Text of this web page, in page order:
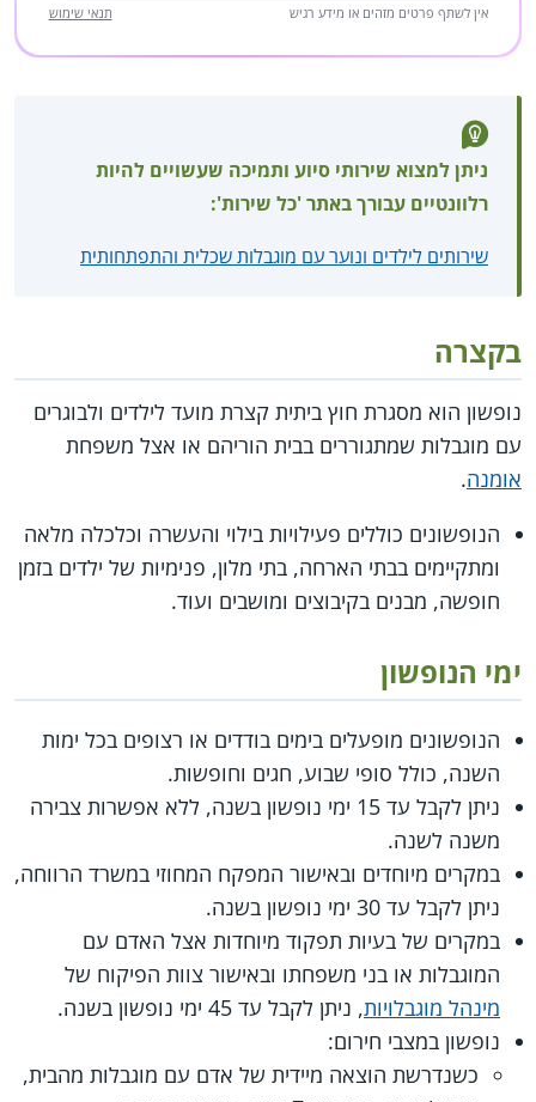
אין לשתף פרטים מזהים או מידע רגיש תנאי שימוש
ניתן למצוא שירותי סיוע ותמיכה שעשויים להיות
רלוונטיים עבורך באתר 'כל שירות':
שירותים לילדים ונוער עם מוגבלות שכלית והתפתחותית
בקצרה
נופשון הוא מסגרת חוץ ביתית קצרת מועד לילדים ולבוגרים
עם מוגבלות שמתגוררים בבית הוריהם או אצל משפחת
אומנה.
הנופשונים כוללים פעילויות בילוי והעשרה וכלכלה מלאה
ומתקיימים בבתי הארחה, בתי מלון, פנימיות של ילדים בזמן
חופשה, מבנים בקיבוצים ומושבים ועוד.
ימי הנופשון
הנופשונים מופעלים בימים בודדים או רצופים בכל ימות
השנה, כולל סופי שבוע, חגים וחופשות.
ניתן לקבל עד 15 ימי נופשון בשנה, ללא אפשרות צבירה
משנה לשנה.
במקרים מיוחדים ובאישור המפקח המחוזי במשרד הרווחה,
ניתן לקבל עד 30 ימי נופשון בשנה.
במקרים של בעיות תפקוד מיוחדות אצל האדם עם
המוגבלות או בני משפחתו ובאישור צוות הפיקוח של
מינהל מוגבלויות, ניתן לקבל עד 45 ימי נופשון בשנה.
נופשון במצבי חירום:
כשנדרשת הוצאה מיידית של אדם עם מוגבלות מהבית,